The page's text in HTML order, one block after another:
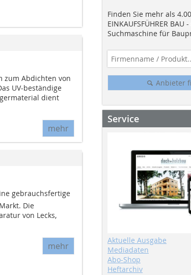
zum Abdichten von
UV-beständige
dient
mehr
gebrauchsfertige
Die
von Lecks,
mehr
Finden Sie mehr als
EINKAUFSFÜHRER BAU
Suchmaschine für
Anbieter
Service
Aktuelle Ausgabe
Mediadaten
Abo-Shop
Heftarchiv